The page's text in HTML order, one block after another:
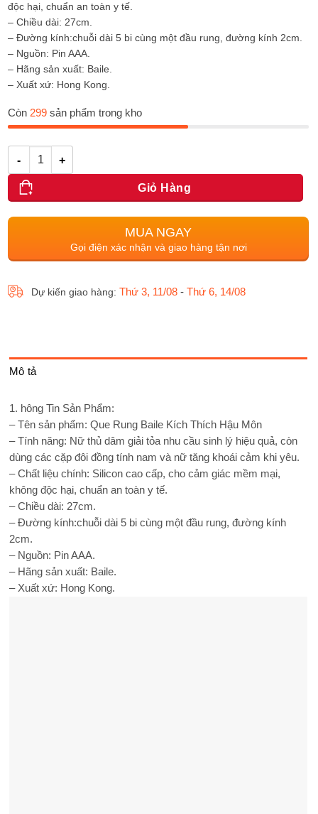
độc hại, chuẩn an toàn y tế.
– Chiều dài: 27cm.
– Đường kính:chuỗi dài 5 bi cùng một đầu rung, đường kính 2cm.
– Nguồn: Pin AAA.
– Hãng sản xuất: Baile.
– Xuất xứ: Hong Kong.
Còn 299 sản phẩm trong kho
Số lượng
Giỏ Hàng
MUA NGAY
Gọi điện xác nhận và giao hàng tận nơi
Dự kiến giao hàng: Thứ 3, 11/08 - Thứ 6, 14/08
Mô tả
1. hông Tin Sản Phẩm:
– Tên sản phẩm: Que Rung Baile Kích Thích Hậu Môn
– Tính năng: Nữ thủ dâm giải tỏa nhu cầu sinh lý hiệu quả, còn
dùng các cặp đôi đồng tính nam và nữ tăng khoái cảm khi yêu.
– Chất liệu chính: Silicon cao cấp, cho cảm giác mềm mại,
không độc hại, chuẩn an toàn y tế.
– Chiều dài: 27cm.
– Đường kính:chuỗi dài 5 bi cùng một đầu rung, đường kính
2cm.
– Nguồn: Pin AAA.
– Hãng sản xuất: Baile.
– Xuất xứ: Hong Kong.